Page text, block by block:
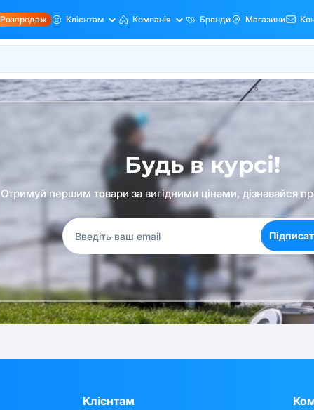
Розпродаж Клієнтам Компанія Бренди Магазини
Будь в курсі!
Отримуй першим товари за вигідними цінами, дізнавайся
Клієнтам